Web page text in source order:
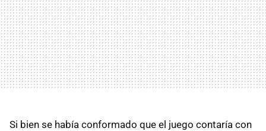
Si bien se había conformado que el juego contaría con